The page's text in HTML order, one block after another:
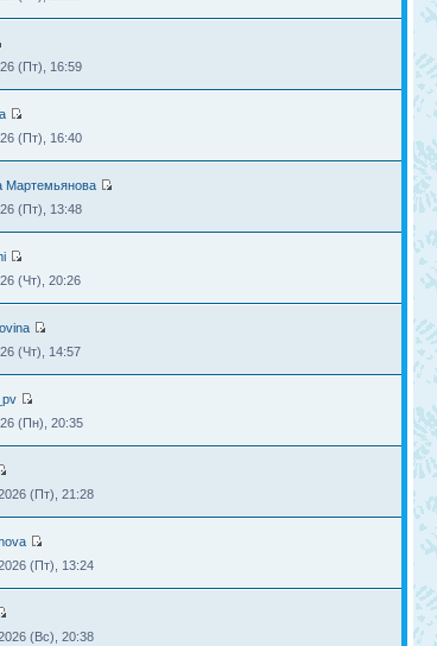
(Пт), 16:59
(Пт), 16:40
Мартемьянова
(Пт), 13:48
(Чт), 20:26
(Чт), 14:57
(Пн), 20:35
(Пт), 21:28
(Пт), 13:24
(Вс), 20:38